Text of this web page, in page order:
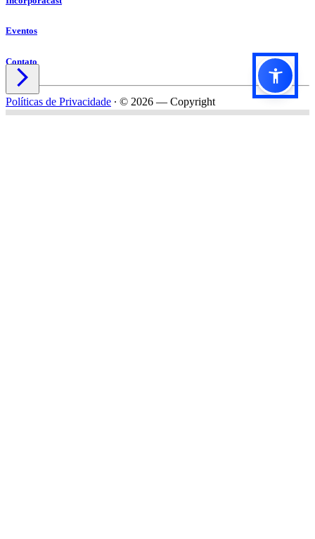
Eventos
Contato

Políticas de Privacidade ∙ © 2026 — Copyright